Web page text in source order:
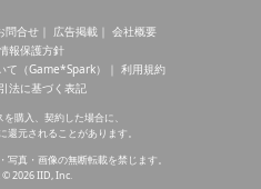
問合せ 広告掲載
会社概要
報保護方針
て（Game*Spark）
利用規約
法に基づく表記
購入、契約した場合に、
元されることがあります。
真・画像の無断転載を禁じます。
2026 IID, Inc.